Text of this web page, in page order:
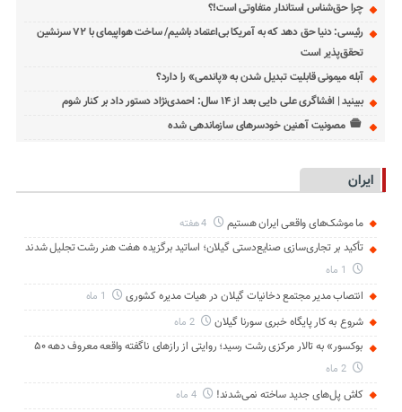
چرا حق‌شناس استاندار متفاوتی است!؟
رئیسی: دنیا حق دهد که به آمریکا بی‌اعتماد باشیم/ ساخت هواپیمای با ۷۲ سرنشین
تحقق‌پذیر است
آبله میمونی قابلیت تبدیل شدن به «پاندمی» را دارد؟
ببینید | افشاگری علی دایی بعد از ۱۴ سال: احمدی‌نژاد دستور داد بر کنار شوم
مصونیت آهنین خودسرهای سازماندهی شده
ایران
ما موشک‌های واقعی ایران هستیم
تأکید بر تجاری‌سازی صنایع‌دستی گیلان؛ اساتید برگزیده هفت هنر رشت تجلیل شدند
انتصاب مدیر مجتمع دخانیات گیلان در هیات مدیره کشوری
شروع به کار پایگاه خبری سورنا گیلان 2 ماه
بوکسور» به تالار مرکزی رشت رسید؛ روایتی از رازهای ناگفته واقعه معروف دهه ۵۰
2 ماه
کاش پل‌های جدید ساخته نمی‌شدند! 4 ماه